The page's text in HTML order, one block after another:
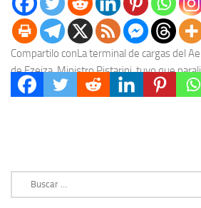
Compartilo conLa terminal de cargas del
de Ezeiza, Ministro Pistarini, tuvo que
ayer- debido a una decisión de la Aduana,...